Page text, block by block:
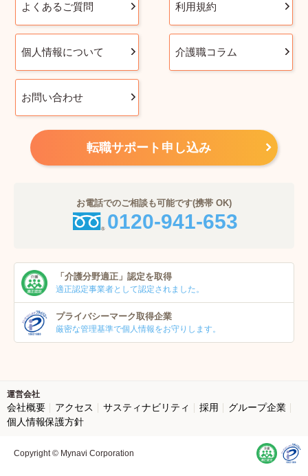
よくあるご質問 利用規約
個人情報について 介護職コラム
お問い合わせ
転職サポート申し込み
お電話でのご相談も可能です(携帯 OK)
0120-941-653
「介護分野適正」 認定を取得
適正認定事業者として認定されました。
プライバシーマーク取得企業
厳密な管理基準で個人情報をお守りします。
運営会社
会社概要 アクセス サスティナビリティ 採用
グループ企業
個人情報保護方針
Copyright © Mynavi Corporation